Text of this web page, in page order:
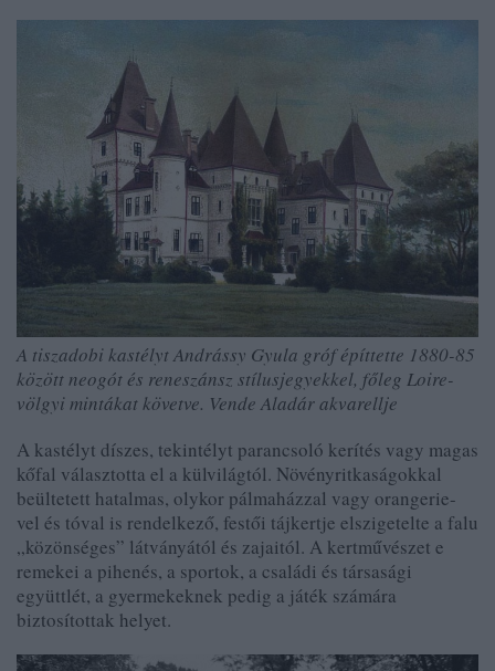
A tiszadobi kastélyt Andrássy Gyula gróf építtette 1880-85
között neogót és reneszánsz stílusjegyekkel, főleg Loire-
völgyi mintákat követve. Vende Aladár akvarellje
A kastélyt díszes, tekintélyt parancsoló kerítés vagy magas
kőfal választotta el a külvilágtól. Növényritkaságokkal
beültetett hatalmas, olykor pálmaházzal vagy orangerie-
vel és tóval is rendelkező, festői tájkertje elszigetelte a falu
„közönséges” látványától és zajaitól. A kertművészet e
remekei a pihenés, a sportok, a családi és társasági
együttlét, a gyermekeknek pedig a játék számára
biztosítottak helyet.